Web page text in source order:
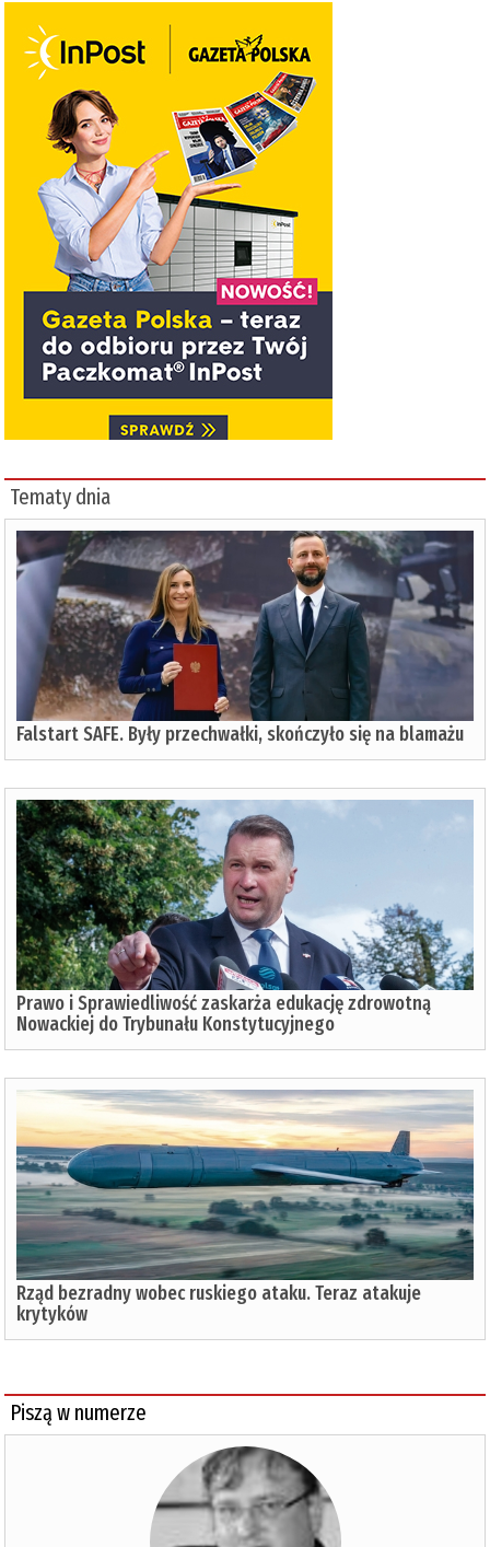
Tematy dnia
Falstart SAFE. Były przechwałki, skończyło się na blamażu
Prawo i Sprawiedliwość zaskarża edukację zdrowotną
Nowackiej do Trybunału Konstytucyjnego
Rząd bezradny wobec ruskiego ataku. Teraz atakuje
krytyków
Piszą w numerze